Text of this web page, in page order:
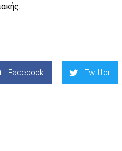
Facebook Twitter